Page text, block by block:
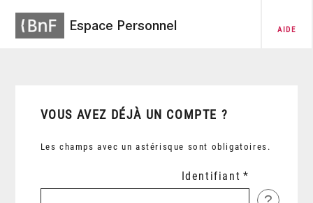
Espace Personnel AIDE
VOUS AVEZ DÉJÀ UN COMPTE ?
Les champs avec un astérisque sont obligatoires.
Identifiant
?